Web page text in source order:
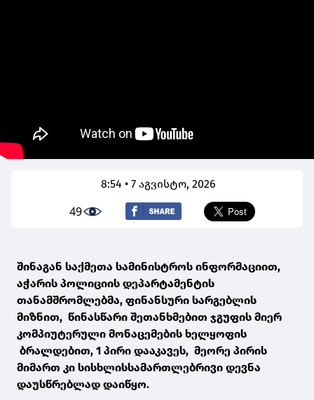
8:54 • 7 აგვისტო, 2026
49
შინაგან საქმეთა სამინისტროს ინფორმაციით,
აჭარის პოლიციის დეპარტამენტის
თანამშრომლებმა, ფინანსური სარგებლის
მიზნით, წინასწარი შეთანხმებით ჯგუფის მიერ
კომპიუტერული მონაცემების ხელყოფის
ბრალდებით, 1 პირი დააკავეს, მეორე პირის
მიმართ კი სისხლისსამართლებრივი დევნა
დაუსწრებლად დაიწყო.